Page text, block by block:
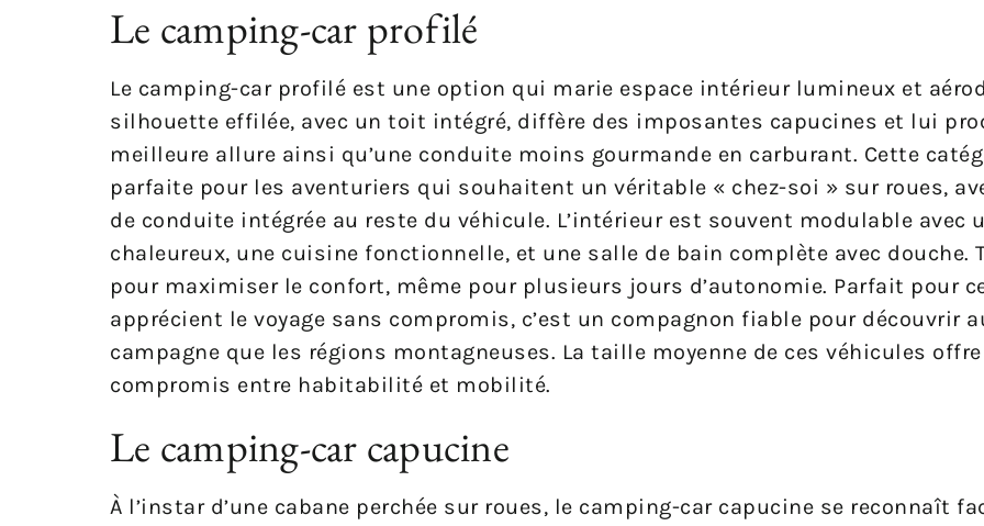
Le camping-car profilé
Le camping-car profilé est une option qui marie espace intérieur lumineux et
silhouette effilée, avec un toit intégré, diffère des imposantes capucines et lui
meilleure allure ainsi qu’une conduite moins gourmande en carburant. Cette
parfaite pour les aventuriers qui souhaitent un véritable « chez-soi » sur roues,
de conduite intégrée au reste du véhicule. L’intérieur est souvent modulable avec
chaleureux, une cuisine fonctionnelle, et une salle de bain complète avec douche.
pour maximiser le confort, même pour plusieurs jours d’autonomie. Parfait pour
apprécient le voyage sans compromis, c’est un compagnon fiable pour découvrir
campagne que les régions montagneuses. La taille moyenne de ces véhicules
compromis entre habitabilité et mobilité.
Le camping-car capucine
À l’instar d’une cabane perchée sur roues, le camping-car capucine se reconnaît